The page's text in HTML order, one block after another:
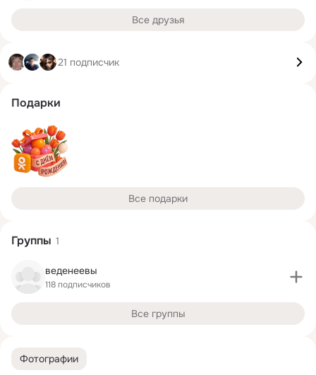
Фотографии
Все друзья
21 подписчик
Подарки
Все подарки
Группы 1
веденеевы
118 подписчиков
Все группы